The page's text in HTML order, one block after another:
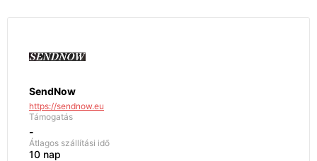
SendNow
https://sendnow.eu
Támogatás
-
Átlagos szállítási idő
10 nap